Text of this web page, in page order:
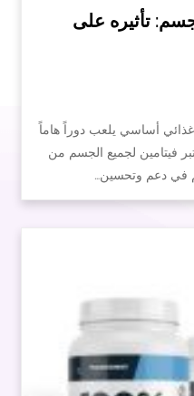
تأثيره على
أساسي يلعب دوراً هاماً
فيتامين لجميع الجسم من
في دعم وتحسين…